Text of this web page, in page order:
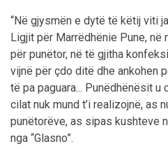
“Në gjysmën e dytë të këtij viti
Ligjit për Marrëdhënie Pune, në
për punëtor, në të gjitha
vijnë për çdo ditë dhe ankohen
të pa paguara... Punëdhënësit u
cilat nuk mund t’i realizojnë, as
punëtorëve, as sipas kushteve
nga “Glasno”.